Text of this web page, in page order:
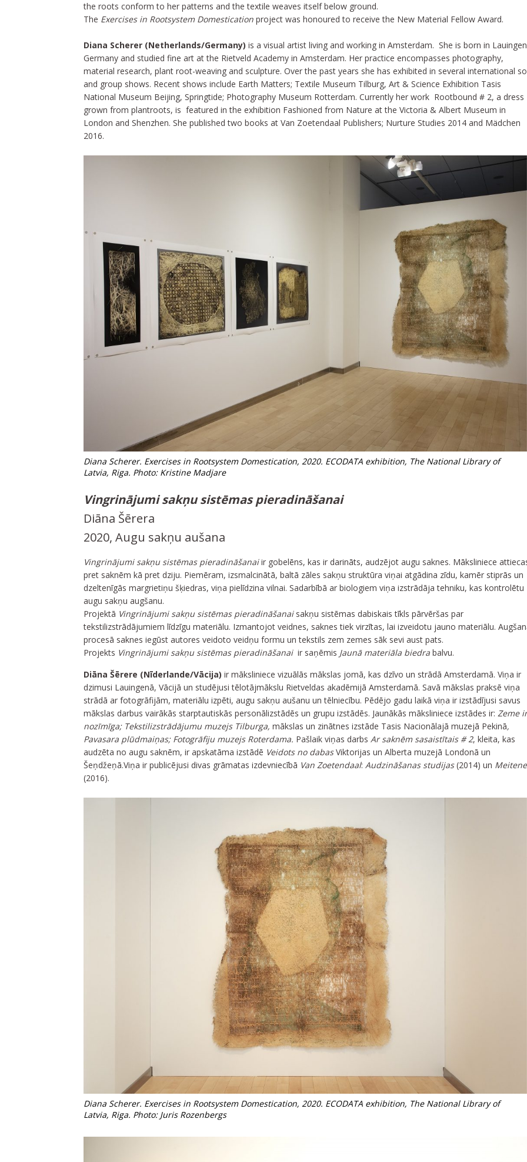
the roots conform to her patterns and the textile weaves itself below ground.
The Exercises in Rootsystem Domestication project was honoured to receive the New Material Fellow Award.
Diana Scherer (Netherlands/Germany) is a visual artist living and working in Amsterdam. She is born in Lauingen
Germany and studied fine art at the Rietveld Academy in Amsterdam. Her practice encompasses photography,
material research, plant root-weaving and sculpture. Over the past years she has exhibited in several international
and group shows. Recent shows include Earth Matters; Textile Museum Tilburg, Art & Science Exhibition Tasis
National Museum Beijing, Springtide; Photography Museum Rotterdam. Currently her work Rootbound # 2, a dress
grown from plantroots, is featured in the exhibition Fashioned from Nature at the Victoria & Albert Museum in
London and Shenzhen. She published two books at Van Zoetendaal Publishers; Nurture Studies 2014 and Mädchen
2016.
Diana Scherer. Exercises in Rootsystem Domestication, 2020. ECODATA exhibition, The National Library of
Latvia, Riga. Photo: Kristine Madjare
Vingrinājumi sakņu sistēmas pieradināšanai
Diāna Šērera
2020, Augu sakņu aušana
Vingrinājumi sakņu sistēmas pieradināšanaiir gobelēns, kas ir darināts, audzējot augu saknes. Māksliniece
pret saknēm kā pret dziju. Piemēram, izsmalcinātā, baltā zāles sakņu struktūra viņai atgādina zīdu, kamēr stiprās un
dzeltenīgās margrietiņu šķiedras, viņa pielīdzina vilnai. Sadarbībā ar biologiem viņa izstrādāja tehniku, kas kontrolētu
augu sakņu augšanu.
Projektā Vingrinājumi sakņu sistēmas pieradināšanai sakņu sistēmas dabiskais tīkls pārvēršas par
tekstilizstrādājumiem līdzīgu materiālu. Izmantojot veidnes, saknes tiek virzītas, lai izveidotu jauno materiālu.
procesā saknes iegūst autores veidoto veidņu formu un tekstils zem zemes sāk sevi aust pats.
Projekts Vingrinājumi sakņu sistēmas pieradināšanai ir saņēmis Jaunā materiāla biedra balvu.
Diāna Šērere (Nīderlande/Vācija) ir māksliniece vizuālās mākslas jomā, kas dzīvo un strādā Amsterdamā. Viņa ir
dzimusi Lauingenā, Vācijā un studējusi tēlotājmākslu Rietveldas akadēmijā Amsterdamā. Savā mākslas praksē viņa
strādā ar fotogrāfijām, materiālu izpēti, augu sakņu aušanu un tēlniecību. Pēdējo gadu laikā viņa ir izstādījusi savus
mākslas darbus vairākās starptautiskās personālizstādēs un grupu izstādēs. Jaunākās māksliniece izstādes ir: Zeme ir
nozīmīga; Tekstilizstrādājumu muzejs Tilburga, mākslas un zinātnes izstāde Tasis Nacionālajā muzejā Pekinā,
Pavasara plūdmaiņas; Fotogrāfiju muzejs Roterdama. Pašlaik viņas darbs Ar saknēm sasaistītais # 2, kleita, kas
audzēta no augu saknēm, ir apskatāma izstādē Veidots no dabasViktorijas un Alberta muzejā Londonā un
Šeņdžeņā.Viņa ir publicējusi divas grāmatas izdevniecībā Van Zoetendaal: Audzināšanas studijas(2014) un Meitene
(2016).
Diana Scherer. Exercises in Rootsystem Domestication, 2020. ECODATA exhibition, The National Library of
Latvia, Riga. Photo: Juris Rozenbergs